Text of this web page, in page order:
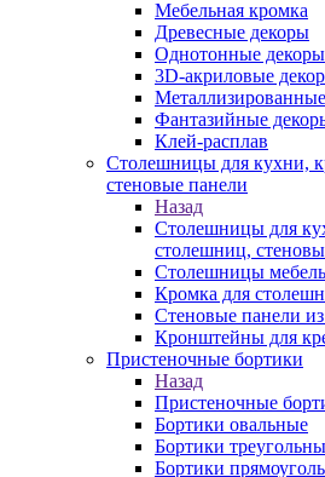
Мебельная кромка
Древесные декоры
Однотонные декоры
3D-акриловые
Фантазийные
Клей-расплав
Столешницы для кухни,
стеновые панели
Назад
Столешницы для
столешниц,
Столешницы
Кромка для
Стеновые панели
Кронштейны для
Пристеночные бортики
Назад
Пристеночные
Бортики овальные
Бортики
Бортики